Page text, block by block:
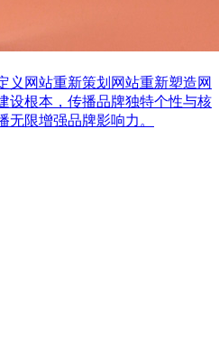
义网站重新策划网站重新塑造网
设根本，传播品牌独特个性与核
限增强品牌影响力。